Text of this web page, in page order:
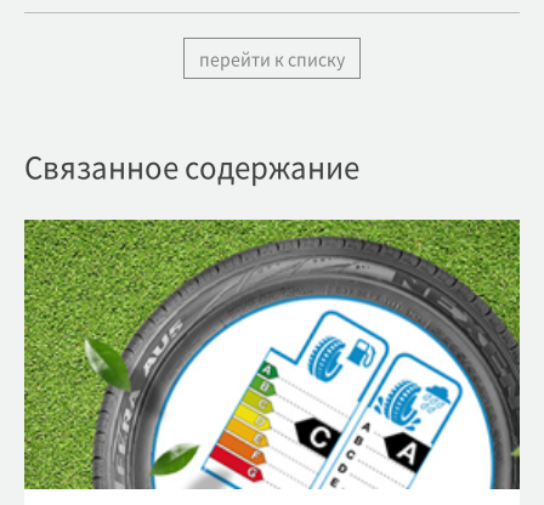
перейти к списку
Связанное содержание